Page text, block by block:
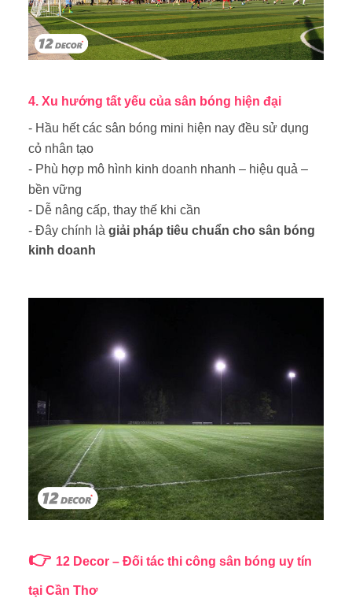
4. Xu hướng tất yếu của sân bóng hiện đại
- Hầu hết các sân bóng mini hiện nay đều sử dụng
cỏ nhân tạo
- Phù hợp mô hình kinh doanh nhanh – hiệu quả –
bền vững
- Dễ nâng cấp, thay thế khi cần
- Đây chính là giải pháp tiêu chuẩn cho sân bóng
kinh doanh
👉 12 Decor – Đối tác thi công sân bóng uy tín
tại Cần Thơ